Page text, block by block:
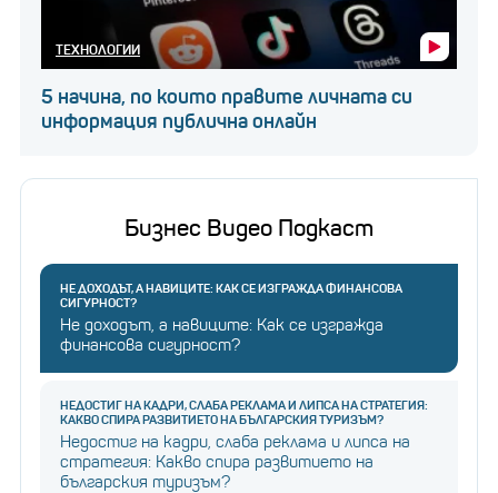
ТЕХНОЛОГИИ
5 начина, по които правите личната си
информация публична онлайн
Бизнес Видео Подкаст
НЕ ДОХОДЪТ, А НАВИЦИТЕ: КАК СЕ ИЗГРАЖДА ФИНАНСОВА
СИГУРНОСТ?
Не доходът, а навиците: Как се изгражда
финансова сигурност?
НЕДОСТИГ НА КАДРИ, СЛАБА РЕКЛАМА И ЛИПСА НА СТРАТЕГИЯ:
КАКВО СПИРА РАЗВИТИЕТО НА БЪЛГАРСКИЯ ТУРИЗЪМ?
Недостиг на кадри, слаба реклама и липса на
стратегия: Какво спира развитието на
българския туризъм?